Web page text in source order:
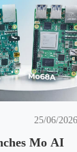
25/06/2026
Mo AI